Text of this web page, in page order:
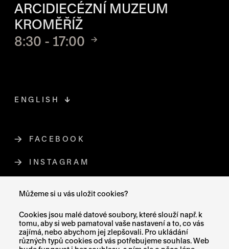
Můžeme si u vás uložit cookies?
Cookies jsou malé datové soubory, které slouží např. k
tomu, aby si web pamatoval vaše nastavení a to, co vás
zajímá, nebo abychom jej zlepšovali. Pro ukládání
různých typů cookies od vás potřebujeme souhlas. Web
ARCIDIECÉZNÍ MUZEUM
KROMĚŘÍŽ
8:30 - 17:00
FACEBOOKODKAZ SE OTEVŘE NA NOVÉ
INSTAGRAMODKAZ SE OTEVŘE NA NOVÉ
ENGLISH